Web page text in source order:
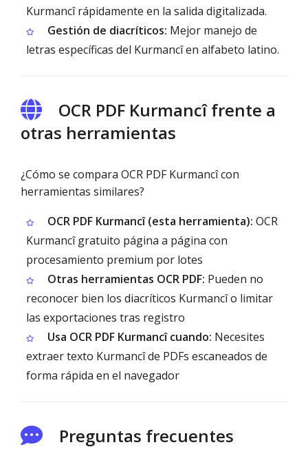
Kurmancî rápidamente en la salida digitalizada.
Gestión de diacríticos: Mejor manejo de
letras específicas del Kurmancî en alfabeto latino.
OCR PDF Kurmancî frente a
otras herramientas
¿Cómo se compara OCR PDF Kurmancî con
herramientas similares?
OCR PDF Kurmancî (esta herramienta): OCR
Kurmancî gratuito página a página con
procesamiento premium por lotes
Otras herramientas OCR PDF: Pueden no
reconocer bien los diacríticos Kurmancî o limitar
las exportaciones tras registro
Usa OCR PDF Kurmancî cuando: Necesites
extraer texto Kurmancî de PDFs escaneados de
forma rápida en el navegador
Preguntas frecuentes